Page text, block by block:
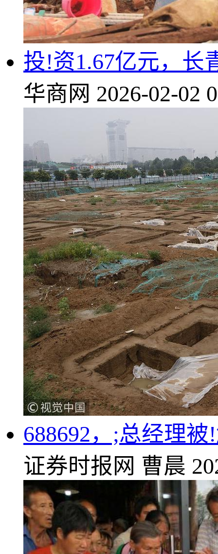
投!资1.67亿元，长
华商网 2026-02-02
688692，;总经理
证券时报网 曹晨